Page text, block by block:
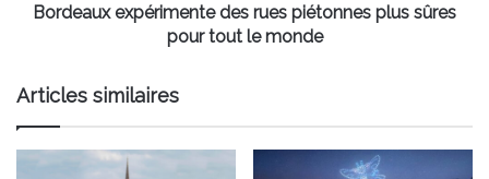
Bordeaux expérimente des rues piétonnes plus sûres
pour tout le monde
Articles similaires